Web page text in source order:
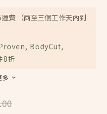
費 （兩至三個工作天內到
BodyCut,
8折
多